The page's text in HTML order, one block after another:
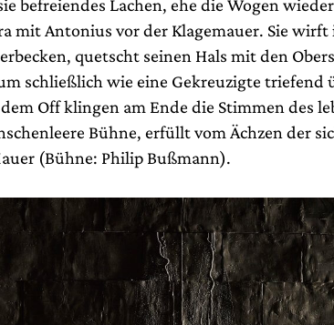
befreiendes Lachen, ehe die Wogen
mit Antonius vor der Klagemauer. Sie
quetscht seinen Hals mit den
schließlich wie eine Gekreuzigte triefend
Off klingen am Ende die Stimmen des
Bühne, erfüllt vom Ächzen der
(Bühne: Philip Bußmann).